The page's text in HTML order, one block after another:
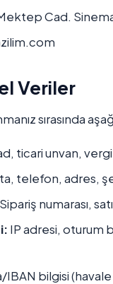
Cad.
Veriler
sırasında
ticari unvan, vergi
telefon, adres,
Sipariş numarası,
IP adresi, oturum
IBAN bilgisi